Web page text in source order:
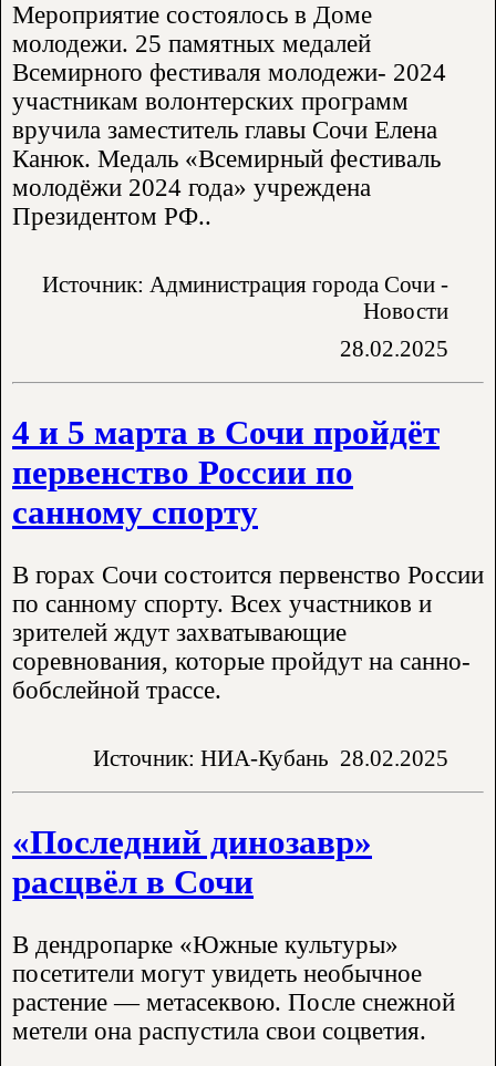
Мероприятие состоялось в Доме
молодежи. 25 памятных медалей
Всемирного фестиваля молодежи- 2024
участникам волонтерских программ
вручила заместитель главы Сочи Елена
Канюк. Медаль «Всемирный фестиваль
молодёжи 2024 года» учреждена
Президентом РФ..
Источник: Администрация города Сочи -
Новости
28.02.2025
4 и 5 марта в Сочи пройдёт
первенство России по
санному спорту
В горах Сочи состоится первенство России
по санному спорту. Всех участников и
зрителей ждут захватывающие
соревнования, которые пройдут на санно-
бобслейной трассе.
Источник: НИА-Кубань 28.02.2025
«Последний динозавр»
расцвёл в Сочи
В дендропарке «Южные культуры»
посетители могут увидеть необычное
растение — метасеквою. После снежной
метели она распустила свои соцветия.